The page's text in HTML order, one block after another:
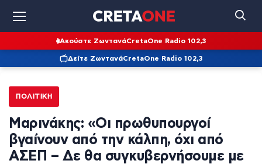
Ακούστε ΖωντανάCretaOne Radio 102,3
Δείτε ΖωντανάCretaOne Radio 102,3
ΠΟΛΙΤΙΚΉ
Μαρινάκης: «Οι πρωθυπουργοί
βγαίνουν από την κάλπη, όχι από
ΑΣΕΠ – Δε θα συγκυβερνήσουμε με